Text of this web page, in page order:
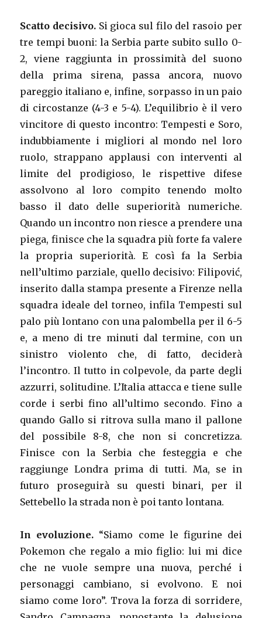
Scatto decisivo. Si gioca sul filo del rasoio per
tre tempi buoni: la Serbia parte subito sullo 0-
2, viene raggiunta in prossimità del suono
della prima sirena, passa ancora, nuovo
pareggio italiano e, infine, sorpasso in un paio
di circostanze (4-3 e 5-4). L’equilibrio è il vero
vincitore di questo incontro: Tempesti e Soro,
indubbiamente i migliori al mondo nel loro
ruolo, strappano applausi con interventi al
limite del prodigioso, le rispettive difese
assolvono al loro compito tenendo molto
basso il dato delle superiorità numeriche.
Quando un incontro non riesce a prendere una
piega, finisce che la squadra più forte fa valere
la propria superiorità. E così fa la Serbia
nell’ultimo parziale, quello decisivo: Filipović,
inserito dalla stampa presente a Firenze nella
squadra ideale del torneo, infila Tempesti sul
palo più lontano con una palombella per il 6-5
e, a meno di tre minuti dal termine, con un
sinistro violento che, di fatto, deciderà
l’incontro. Il tutto in colpevole, da parte degli
azzurri, solitudine. L’Italia attacca e tiene sulle
corde i serbi fino all’ultimo secondo. Fino a
quando Gallo si ritrova sulla mano il pallone
del possibile 8-8, che non si concretizza.
Finisce con la Serbia che festeggia e che
raggiunge Londra prima di tutti. Ma, se in
futuro proseguirà su questi binari, per il
Settebello la strada non è poi tanto lontana.
In evoluzione. “Siamo come le figurine dei
Pokemon che regalo a mio figlio: lui mi dice
che ne vuole sempre una nuova, perché i
personaggi cambiano, si evolvono. E noi
siamo come loro”. Trova la forza di sorridere,